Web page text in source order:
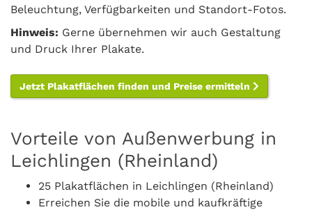
Beleuchtung, Verfügbarkeiten und Standort-Fotos.
Hinweis: Gerne übernehmen wir auch Gestaltung
und Druck Ihrer Plakate.
Jetzt Plakatflächen finden und Preise ermitteln
Vorteile von Außenwerbung in
Leichlingen (Rheinland)
25 Plakatflächen in Leichlingen (Rheinland)
Erreichen Sie die mobile und kaufkräftige